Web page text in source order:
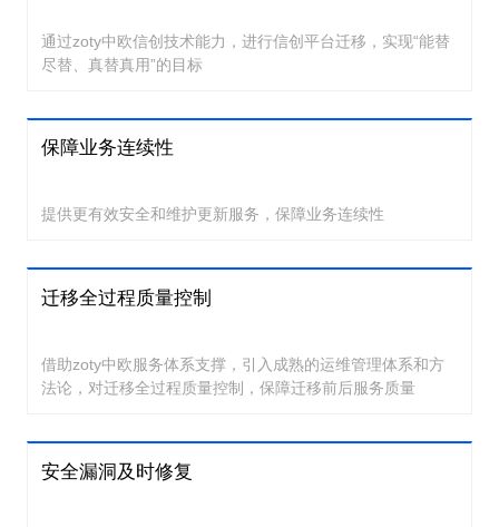
通过zoty中欧信创技术能力，进行信创平台迁移，实现“能替
尽替、真替真用”的目标
保障业务连续性
提供更有效安全和维护更新服务，保障业务连续性
迁移全过程质量控制
借助zoty中欧服务体系支撑，引入成熟的运维管理体系和方
法论，对迁移全过程质量控制，保障迁移前后服务质量
安全漏洞及时修复